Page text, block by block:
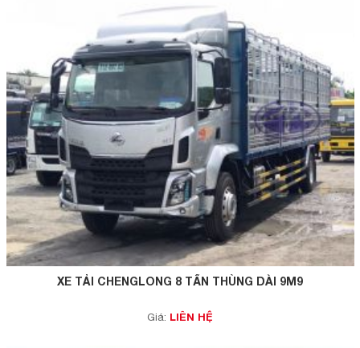
XE TẢI CHENGLONG 8 TẤN THÙNG DÀI 9M9
Giá: LIÊN HỆ